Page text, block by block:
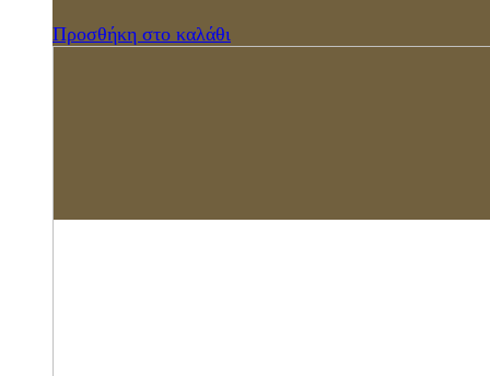
Προσθήκη στο καλάθι